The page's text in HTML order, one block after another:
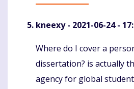
kneexy- 2021-06-24 -
Komentaras
Where do I cover a
dissertation? is actually
agency for global